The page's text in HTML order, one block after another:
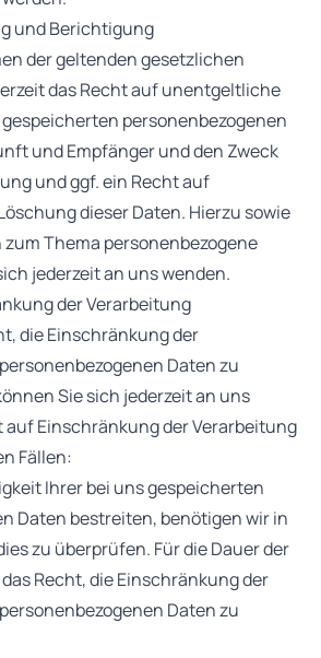
und Berichtigung
der geltenden gesetzlichen
das Recht auf unentgeltliche
personenbezogenen
und Empfänger und den Zweck
und ggf. ein Recht auf
dieser Daten. Hierzu sowie
Thema personenbezogene
jederzeit an uns wenden.
der Verarbeitung
die Einschränkung der
Daten zu
Sie sich jederzeit an uns
auf Einschränkung der Verarbeitung
Fällen:
Ihrer bei uns gespeicherten
Daten bestreiten, benötigen wir in
zu überprüfen. Für die Dauer der
Recht, die Einschränkung der
Daten zu